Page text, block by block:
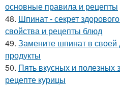
основные правила и рецепты
48. Шпинат - секрет
свойства и рецепты блюд
49. Замените шпинат в своей
продукты
50. Пять вкусных и полезных
рецепте курицы